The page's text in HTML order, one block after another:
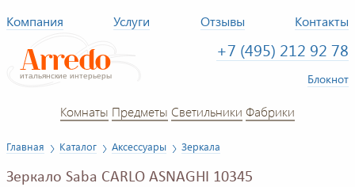
Компания Услуги Отзывы Контакты
+7 (495) 212 92 78
Блокнот
Комнаты Предметы Светильники Фабрики
Главная Каталог Аксессуары Зеркала
Зеркало Saba CARLO ASNAGHI 10345